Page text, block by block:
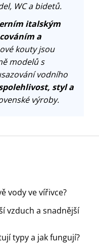
WC a bidetů.
italským
a
kouty jsou
modelů s
vodního
styl a
výroby.
vody ve vířivce?
vzduch a snadnější
typy a jak fungují?